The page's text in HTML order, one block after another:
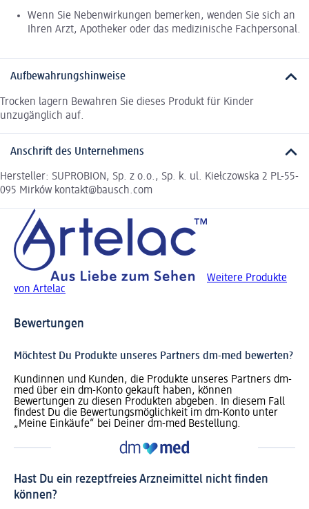
Wenn Sie Nebenwirkungen bemerken, wenden Sie sich an
Ihren Arzt, Apotheker oder das medizinische Fachpersonal.
Aufbewahrungshinweise
Trocken lagern Bewahren Sie dieses Produkt für Kinder
unzugänglich auf.
Anschrift des Unternehmens
Hersteller: SUPROBION, Sp. z o.o., Sp. k. ul. Kiełczowska 2 PL-55-
095 Mirków kontakt@bausch.com
Weitere Produkte
von Artelac
Bewertungen
Möchtest Du Produkte unseres Partners dm-med bewerten?
Kundinnen und Kunden, die Produkte unseres Partners dm-
med über ein dm-Konto gekauft haben, können
Bewertungen zu diesen Produkten abgeben. In diesem Fall
findest Du die Bewertungsmöglichkeit im dm-Konto unter
„Meine Einkäufe“ bei Deiner dm-med Bestellung.
Hast Du ein rezeptfreies Arzneimittel nicht finden
können?